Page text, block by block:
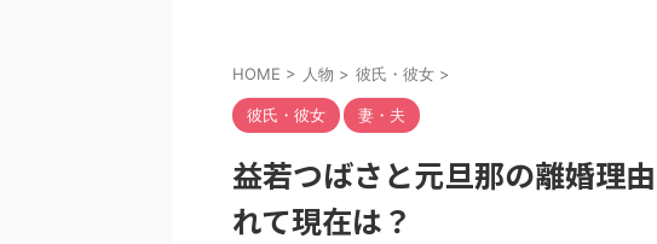
HOME > 人物 > 彼氏・彼女 >
彼氏・彼女 妻・夫
益若つばさと元旦那の離婚理
れて現在は？